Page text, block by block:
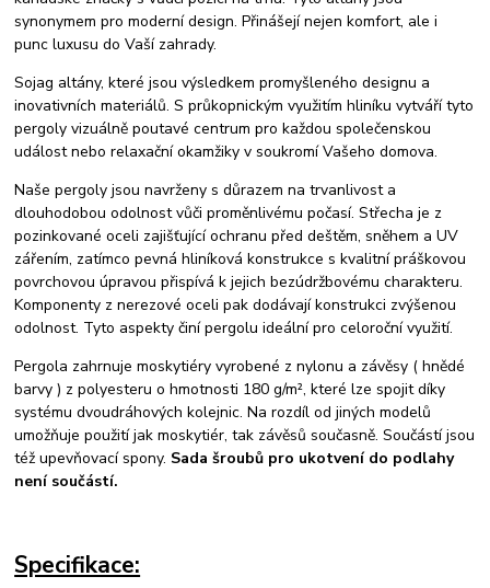
synonymem pro moderní design. Přinášejí nejen komfort, ale i
punc luxusu do Vaší zahrady.
Sojag altány, které jsou výsledkem promyšleného designu a
inovativních materiálů. S průkopnickým využitím hliníku vytváří tyto
pergoly vizuálně poutavé centrum pro každou společenskou
událost nebo relaxační okamžiky v soukromí Vašeho domova.
Naše pergoly jsou navrženy s důrazem na trvanlivost a
dlouhodobou odolnost vůči proměnlivému počasí. Střecha je z
pozinkované oceli zajišťující ochranu před deštěm, sněhem a UV
zářením, zatímco pevná hliníková konstrukce s kvalitní práškovou
povrchovou úpravou přispívá k jejich bezúdržbovému charakteru.
Komponenty z nerezové oceli pak dodávají konstrukci zvýšenou
odolnost. Tyto aspekty činí pergolu ideální pro celoroční využití.
Pergola zahrnuje moskytiéry vyrobené z nylonu a závěsy ( hnědé
barvy ) z polyesteru o hmotnosti 180 g/m², které lze spojit díky
systému dvoudráhových kolejnic. Na rozdíl od jiných modelů
umožňuje použití jak moskytiér, tak závěsů současně. Součástí jsou
též upevňovací spony. Sada šroubů pro ukotvení do podlahy
není součástí.
Specifikace: